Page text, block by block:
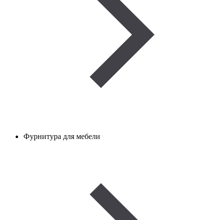
Фурнитура для мебели